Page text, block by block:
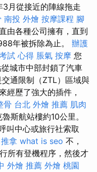
月從接近的陣線拖走
南投 外燴 按摩課程 腳
由各種公司擁有，直到
年被拆除為止。 辦護
試 心得 脹氣 按摩 您
城市中部封鎖了汽車
通限制（ZTL）區域與
經歷了強大的插件，
骨 台北 外燴 推薦 肌肉
斯航站樓約10公里。
叫中心或旅行社索取
拿 what is seo 不，
所有登機程序，然後才
外燴 推薦 外燴 桃園